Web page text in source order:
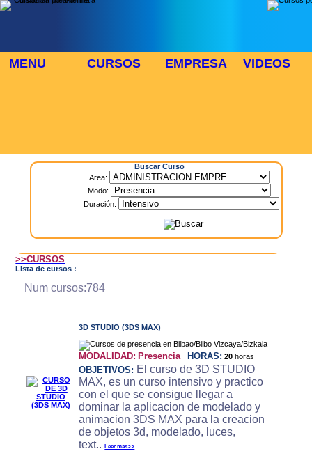
MENU CURSOS EMPRESA VIDEOS
Buscar Curso
Area:
Modo:
Duración:
>>CURSOS
Lista de cursos :
Num cursos:784
3D STUDIO (3DS MAX)
MODALIDAD: Presencia HORAS: 20 horas
OBJETIVOS: El curso de 3D STUDIO
MAX, es un curso intensivo y practico
con el que se consigue llegar a
dominar la aplicacion de modelado y
animacion 3DS MAX para la creacion
de objetos 3d, modelado, luces,
text..Leer mas>>